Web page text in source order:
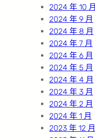
2024 年 10 月
2024 年 9 月
2024 年 8 月
2024 年 7 月
2024 年 6 月
2024 年 5 月
2024 年 4 月
2024 年 3 月
2024 年 2 月
2024 年 1 月
2023 年 12 月